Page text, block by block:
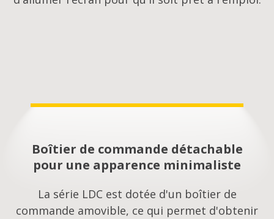
Boîtier de commande détachable
pour une apparence minimaliste
La série LDC est dotée d'un boîtier de
commande amovible, ce qui permet d'obtenir